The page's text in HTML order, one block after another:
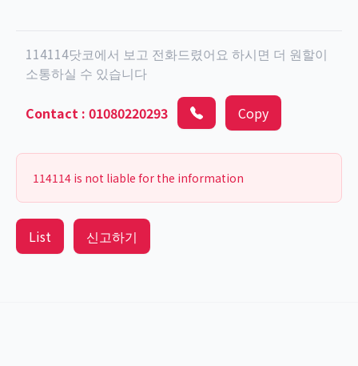
114114닷코에서 보고 전화드렸어요 하시면 더 원할이
소통하실 수 있습니다
Contact : 01080220293 Copy
114114 is not liable for the information
List 신고하기